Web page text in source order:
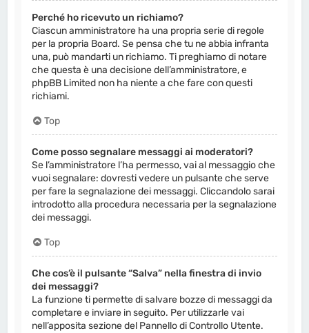
Perché ho ricevuto un richiamo?
Ciascun amministratore ha una propria serie di regole
per la propria Board. Se pensa che tu ne abbia infranta
una, può mandarti un richiamo. Ti preghiamo di notare
che questa è una decisione dell’amministratore, e
phpBB Limited non ha niente a che fare con questi
richiami.
Top
Come posso segnalare messaggi ai moderatori?
Se l’amministratore l’ha permesso, vai al messaggio che
vuoi segnalare: dovresti vedere un pulsante che serve
per fare la segnalazione dei messaggi. Cliccandolo sarai
introdotto alla procedura necessaria per la segnalazione
dei messaggi.
Top
Che cos’è il pulsante “Salva” nella finestra di invio
dei messaggi?
La funzione ti permette di salvare bozze di messaggi da
completare e inviare in seguito. Per utilizzarle vai
nell’apposita sezione del Pannello di Controllo Utente.